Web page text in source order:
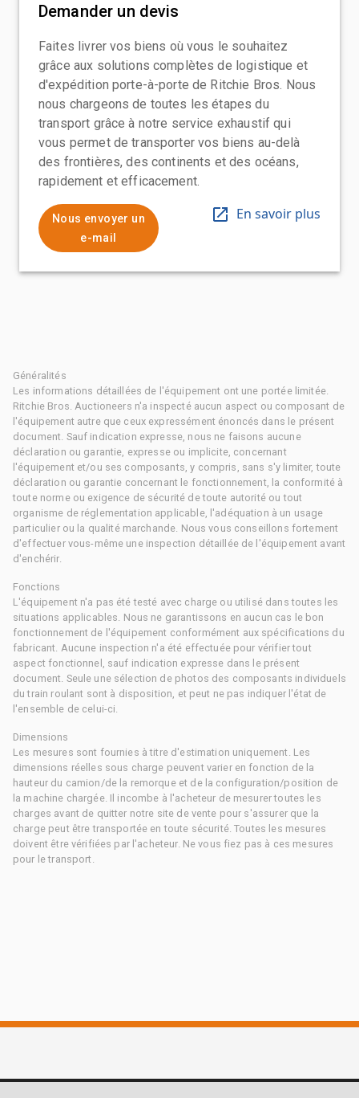
Demander un devis
Faites livrer vos biens où vous le souhaitez
grâce aux solutions complètes de logistique et
d'expédition porte-à-porte de Ritchie Bros. Nous
nous chargeons de toutes les étapes du
transport grâce à notre service exhaustif qui
vous permet de transporter vos biens au-delà
des frontières, des continents et des océans,
rapidement et efficacement.
Nous envoyer un
e-mail
En savoir plus
Généralités
Les informations détaillées de l'équipement ont une portée limitée.
Ritchie Bros. Auctioneers n'a inspecté aucun aspect ou composant de
l'équipement autre que ceux expressément énoncés dans le présent
document. Sauf indication expresse, nous ne faisons aucune
déclaration ou garantie, expresse ou implicite, concernant
l'équipement et/ou ses composants, y compris, sans s'y limiter, toute
déclaration ou garantie concernant le fonctionnement, la conformité à
toute norme ou exigence de sécurité de toute autorité ou tout
organisme de réglementation applicable, l'adéquation à un usage
particulier ou la qualité marchande. Nous vous conseillons fortement
d'effectuer vous-même une inspection détaillée de l'équipement avant
d'enchérir.
Fonctions
L'équipement n'a pas été testé avec charge ou utilisé dans toutes les
situations applicables. Nous ne garantissons en aucun cas le bon
fonctionnement de l'équipement conformément aux spécifications du
fabricant. Aucune inspection n'a été effectuée pour vérifier tout
aspect fonctionnel, sauf indication expresse dans le présent
document. Seule une sélection de photos des composants individuels
du train roulant sont à disposition, et peut ne pas indiquer l'état de
l'ensemble de celui-ci.
Dimensions
Les mesures sont fournies à titre d'estimation uniquement. Les
dimensions réelles sous charge peuvent varier en fonction de la
hauteur du camion/de la remorque et de la configuration/position de
la machine chargée. Il incombe à l'acheteur de mesurer toutes les
charges avant de quitter notre site de vente pour s'assurer que la
charge peut être transportée en toute sécurité. Toutes les mesures
doivent être vérifiées par l'acheteur. Ne vous fiez pas à ces mesures
pour le transport.